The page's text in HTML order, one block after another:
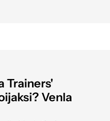
Trainers'
Venla